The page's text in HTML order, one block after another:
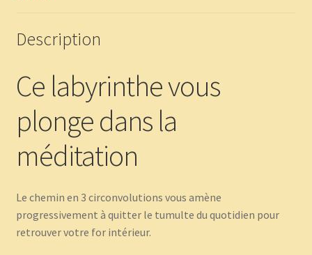
Description
Ce labyrinthe vous
plonge dans la
méditation
Le chemin en 3 circonvolutions vous amène
progressivement à quitter le tumulte du quotidien pour
retrouver votre for intérieur.